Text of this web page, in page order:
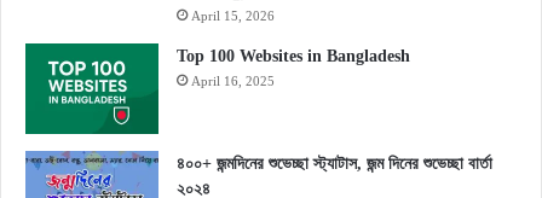
April 15, 2026
Top 100 Websites in Bangladesh
April 16, 2025
৪০০+ জন্মদিনের শুভেচ্ছা স্ট্যাটাস, জন্ম দিনের শুভেচ্ছা বার্তা
২০২৪